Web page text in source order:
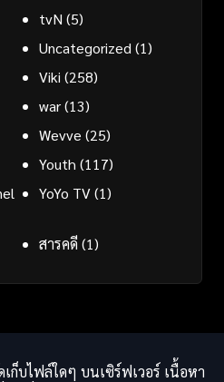
tvN (5)
Uncategorized (1)
Viki (258)
war(13)
Wevve (25)
Youth (117)
YoYo TV(1)
สารคดี(1)
ก็บไฟล์ใดๆ บนเซิร์ฟเวอร์ เนื้อหา